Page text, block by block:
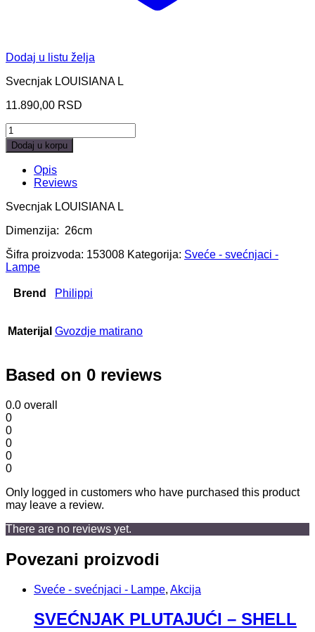
Dodaj u listu želja
Svecnjak LOUISIANA L
11.890,00 RSD
LOUISIANA
Lantern
quantity
Dodaj u korpu
Opis
Reviews
Svecnjak LOUISIANA L
Dimenzija: 26cm
Šifra proizvoda: 153008 Kategorija: Sveće - svećnjaci -
Lampe
Brend Philippi
Materijal Gvozdje matirano
Based on 0 reviews
0.0 overall
0
0
0
0
0
Only logged in customers who have purchased this product
may leave a review.
There are no reviews yet.
Povezani proizvodi
Sveće - svećnjaci - Lampe, Akcija
SVEĆNJAK PLUTAJUĆI – SHELL